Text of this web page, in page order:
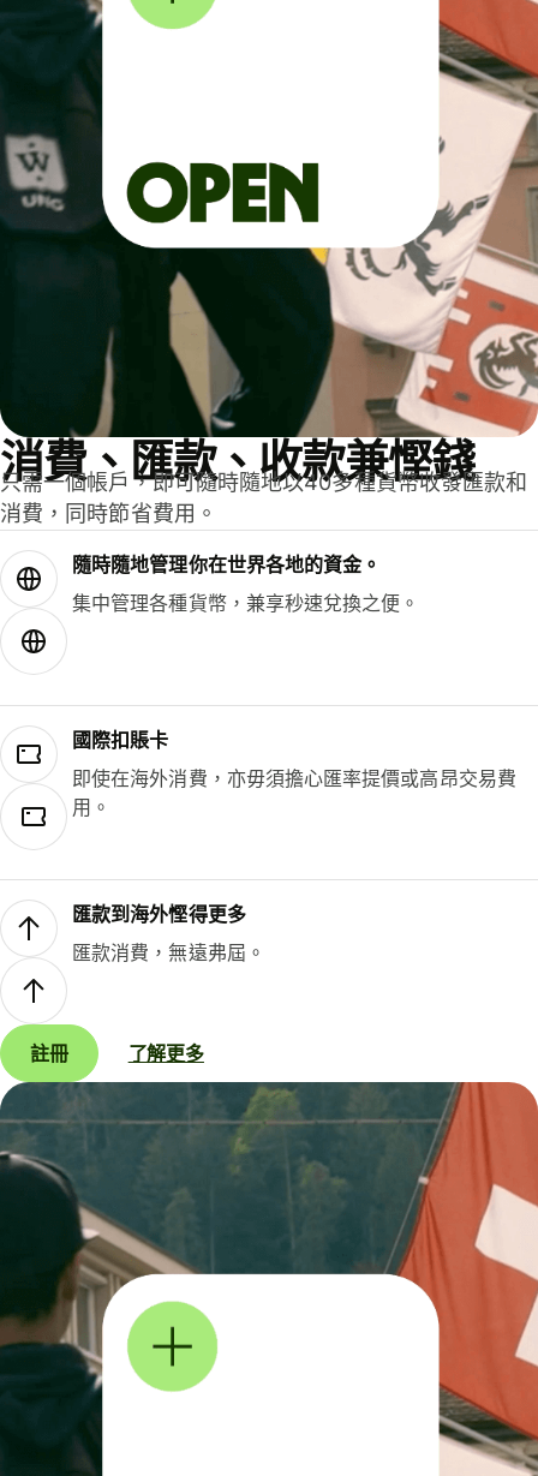
消費、匯款、收款兼慳錢
只需一個帳戶，即可隨時隨地以40多種貨幣收發匯款和
消費，同時節省費用。
隨時隨地管理你在世界各地的資金。
集中管理各種貨幣，兼享秒速兌換之便。
國際扣賬卡
即使在海外消費，亦毋須擔心匯率提價或高昂交易費
用。
匯款到海外慳得更多
匯款消費，無遠弗屆。
註冊 了解更多